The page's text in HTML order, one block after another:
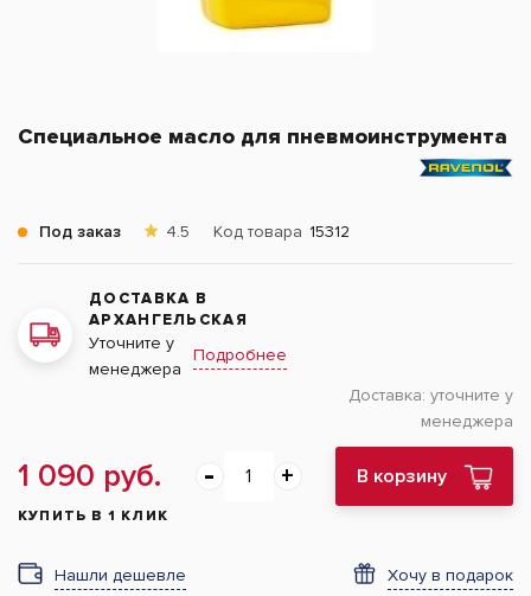
Специальное масло для пневмоинструмента
Под заказ 4.5 Код товара 15312
ДОСТАВКА В
АРХАНГЕЛЬСКАЯ
Уточните у
менеджера
Подробнее
Доставка: уточните у
менеджера
1 090 руб. В корзину
КУПИТЬ В 1 КЛИК
Нашли дешевле Хочу в подарок